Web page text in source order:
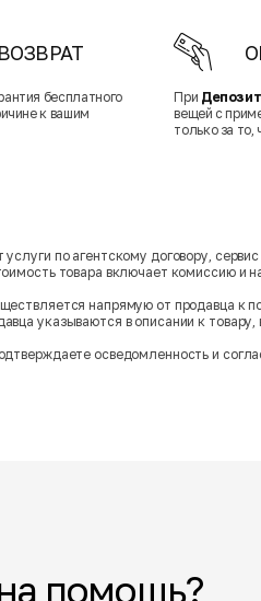
бесплатного
к вашим
При
вещей с
только за то,
по агентскому договору,
товара включает комиссию
напрямую от продавца к
указываются в описании к товару,
осведомленность и
помощь?